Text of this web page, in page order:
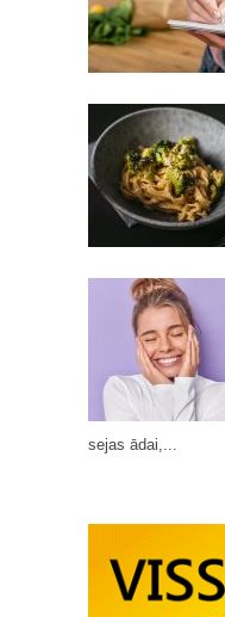
sejas ādai,...